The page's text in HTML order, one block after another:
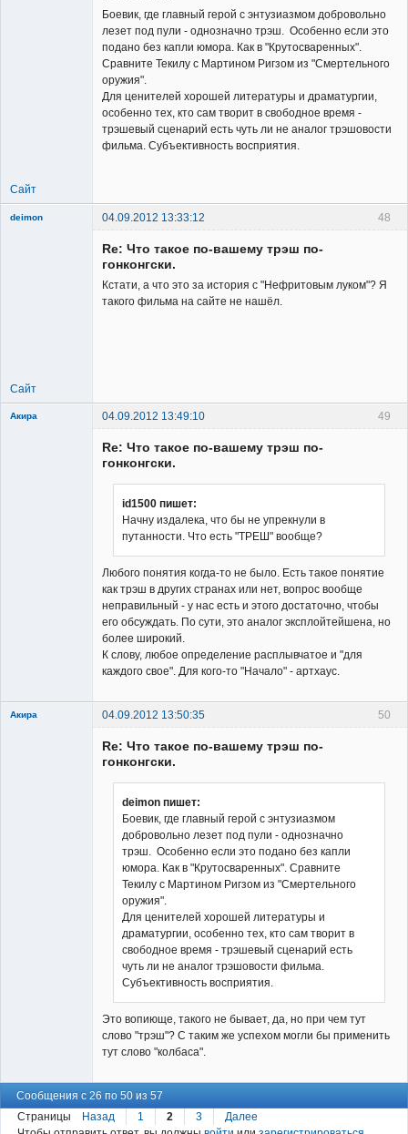
Боевик, где главный герой с энтузиазмом добровольно
лезет под пули - однозначно трэш. Особенно если это
подано без капли юмора. Как в "Крутосваренных".
Сравните Текилу с Мартином Ригзом из "Смертельного
оружия".
Для ценителей хорошей литературы и драматургии,
особенно тех, кто сам творит в свободное время -
трэшевый сценарий есть чуть ли не аналог трэшовости
фильма. Субъективность восприятия.
Сайт
48
deimon
04.09.2012 13:33:12
Re: Что такое по-вашему трэш по-
гонконгски.
Кстати, а что это за история с "Нефритовым луком"? Я
такого фильма на сайте не нашёл.
Сайт
49
Акира 04.09.2012 13:49:10
Re: Что такое по-вашему трэш по-
гонконгски.
id1500 пишет:
Начну издалека, что бы не упрекнули в
путанности. Что есть "ТРЕШ" вообще?
Любого понятия когда-то не было. Есть такое понятие
как трэш в других странах или нет, вопрос вообще
неправильный - у нас есть и этого достаточно, чтобы
его обсуждать. По сути, это аналог эксплойтейшена, но
более широкий.
К слову, любое определение расплывчатое и "для
каждого свое". Для кого-то "Начало" - артхаус.
50
Акира 04.09.2012 13:50:35
Re: Что такое по-вашему трэш по-
гонконгски.
deimon пишет:
Боевик, где главный герой с энтузиазмом
добровольно лезет под пули - однозначно
трэш. Особенно если это подано без капли
юмора. Как в "Крутосваренных". Сравните
Текилу с Мартином Ригзом из "Смертельного
оружия".
Для ценителей хорошей литературы и
драматургии, особенно тех, кто сам творит в
свободное время - трэшевый сценарий есть
чуть ли не аналог трэшовости фильма.
Субъективность восприятия.
Это вопиюще, такого не бывает, да, но при чем тут
слово "трэш"? С таким же успехом могли бы применить
тут слово "колбаса".
Сообщения с 26 по 50 из 57
Страницы
Назад 1 2 3
Далее